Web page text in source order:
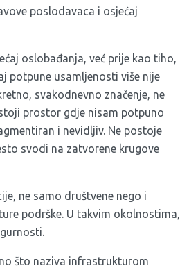
poslodavaca i osjećaj
oslobađanja, već prije kao tiho,
potpune usamljenosti više nije
svakodnevno značenje, ne
prostor gdje nisam potpuno
i nevidljiv. Ne postoje
svodi na zatvorene krugove
ne samo društvene nego i
podrške. U takvim okolnostima,
što naziva infrastrukturom